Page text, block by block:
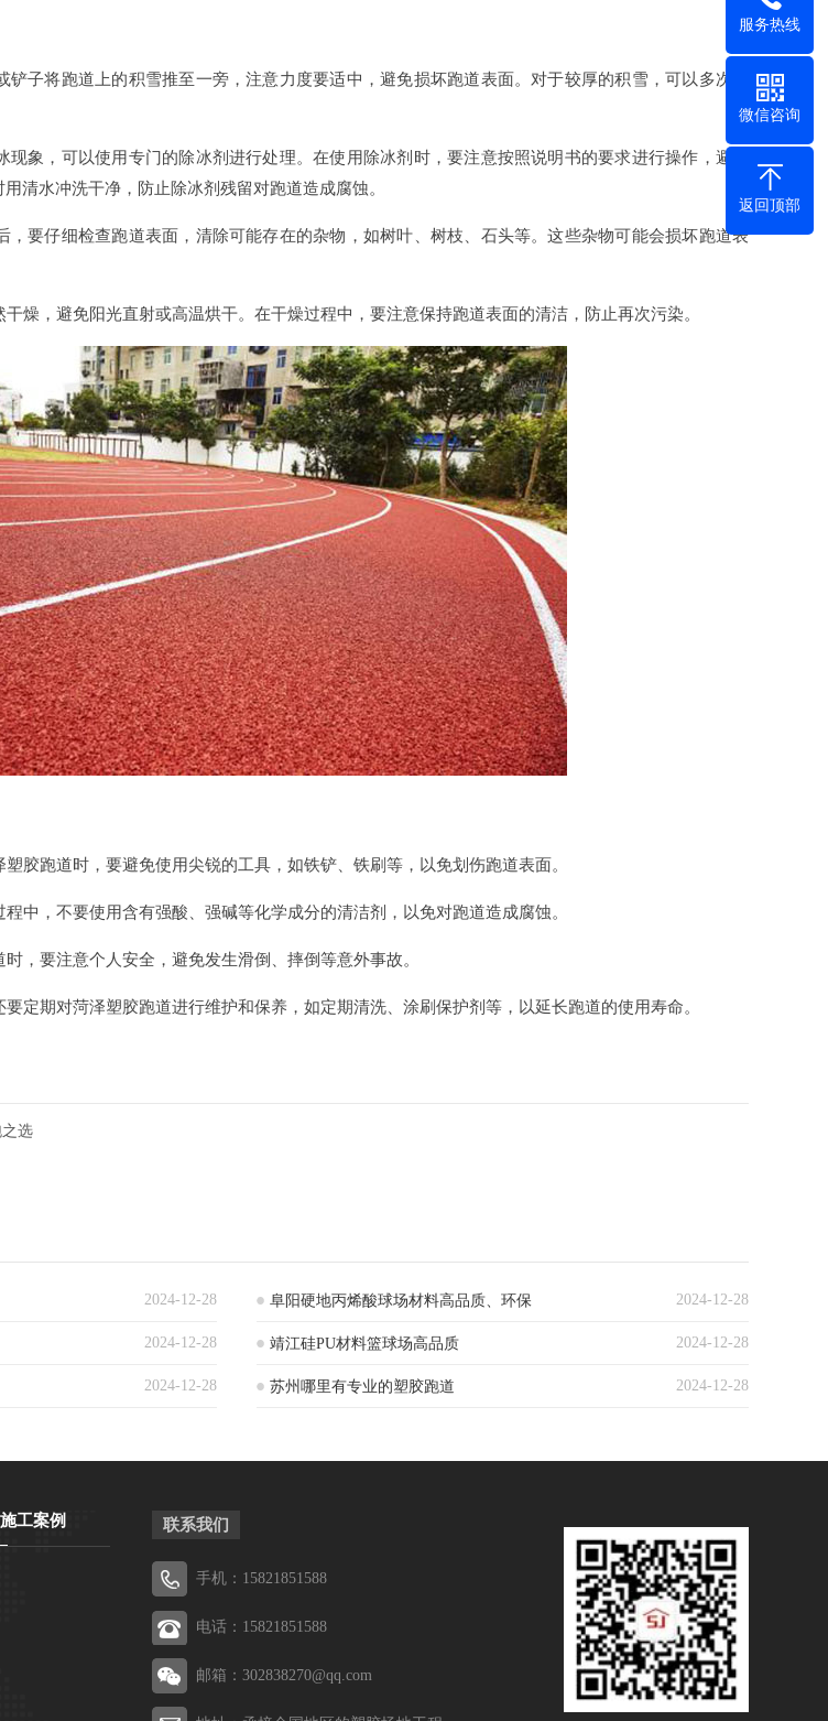
将跑道上的积雪推至一旁，注意力度要适中，避免损坏跑道表面。对于较厚的积雪，可以多次清
，可以使用专门的除冰剂进行处理。在使用除冰剂时，要注意按照说明书的要求进行操作，避免
清水冲洗干净，防止除冰剂残留对跑道造成腐蚀。
要仔细检查跑道表面，清除可能存在的杂物，如树叶、树枝、石头等。这些杂物可能会损坏跑道表
，避免阳光直射或高温烘干。在干燥过程中，要注意保持跑道表面的清洁，防止再次污染。
跑道时，要避免使用尖锐的工具，如铁铲、铁刷等，以免划伤跑道表面。
，不要使用含有强酸、强碱等化学成分的清洁剂，以免对跑道造成腐蚀。
要注意个人安全，避免发生滑倒、摔倒等意外事故。
期对菏泽塑胶跑道进行维护和保养，如定期清洗、涂刷保护剂等，以延长跑道的使用寿命。
选
2024-12-28 2024-12-28
阜阳硬地丙烯酸球场材料高品质、环保
2024-12-28 2024-12-28
靖江硅PU材料篮球场高品质
2024-12-28 2024-12-28
苏州哪里有专业的塑胶跑道
施工案例 联系我们
手机：15821851588
电话：15821851588
邮箱：302838270@qq.com
服务热线
微信咨询
返回顶部